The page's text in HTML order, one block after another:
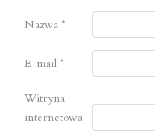
Nazwa *
E-mail *
Witryna
internetowa